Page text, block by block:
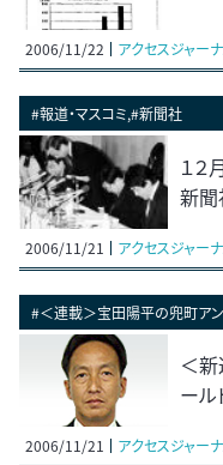
2006/11/22 アクセスジャー
#報道・マスコミ,#新聞社
１２
新
2006/11/21 アクセスジャー
#＜連載＞宝田陽平の兜町ア
＜
ール
2006/11/21 アクセスジャー